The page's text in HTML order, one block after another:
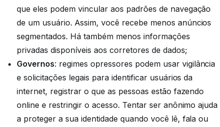
que eles podem vincular aos padrões de navegação
de um usuário. Assim, você recebe menos anúncios
segmentados. Há também menos informações
privadas disponíveis aos corretores de dados;
Governos: regimes opressores podem usar vigilância
e solicitações legais para identificar usuários da
internet, registrar o que as pessoas estão fazendo
online e restringir o acesso. Tentar ser anônimo ajuda
a proteger a sua identidade quando você lê, fala ou